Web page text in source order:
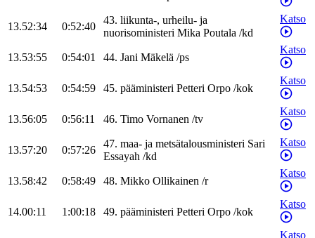
13.52:34 0:52:40
43. liikunta-, urheilu- ja
nuorisoministeri Mika Poutala /kd
Katso
13.53:55 0:54:01 44. Jani Mäkelä /ps
Katso
13.54:53 0:54:59 45. pääministeri Petteri Orpo /kok
Katso
13.56:05 0:56:11 46. Timo Vornanen /tv
Katso
13.57:20 0:57:26
47. maa- ja metsätalousministeri Sari
Essayah /kd
Katso
13.58:42 0:58:49 48. Mikko Ollikainen /r
Katso
14.00:11 1:00:18 49. pääministeri Petteri Orpo /kok
Katso
Katso